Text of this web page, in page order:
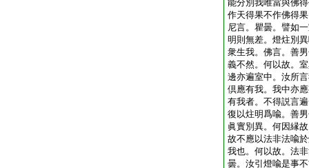
能分別我唯當與佛
作天得果不作佛得
尼言。瞿曇。譬如
明則無差。燈炷別
衆生我。佛言。善
義不然。何以故。
邊亦遍室中。汝所
倶應有我。我中亦
有我者。不得説言
復以炷明爲喩。善
眞實別異。何因縁
故不應以法非法喩
我也。何以故。法
曇。汝引燈喩是事